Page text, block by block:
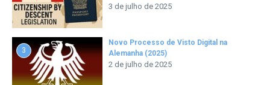
3 de julho de 2025
3
Novo Processo de Visto Digital na
Alemanha (2025)
2 de julho de 2025